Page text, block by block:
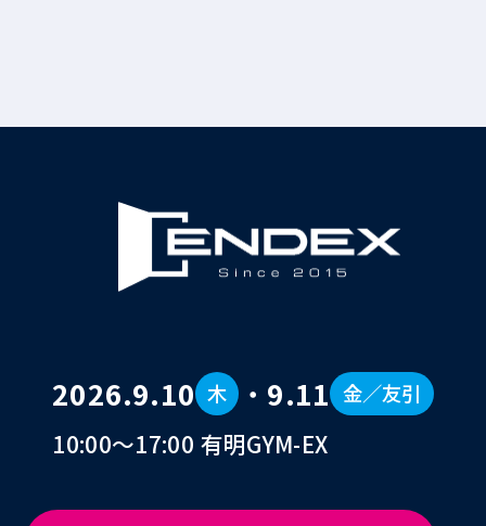
2026.9.10 木 ・ 9.11 金／友引
10:00〜17:00 有明GYM-EX